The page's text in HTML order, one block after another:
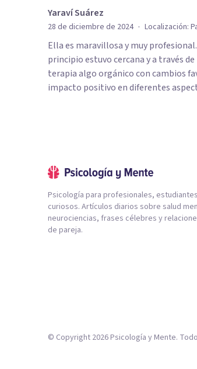
Yaraví Suárez
28 de diciembre de 2024 · Localización:
Ella es maravillosa y muy profesional.
principio estuvo cercana y a través
terapia algo orgánico con cambios
impacto positivo en diferentes
Psicología para profesionales,
curiosos. Artículos diarios sobre salud
neurociencias, frases célebres y
de pareja.
© Copyright 2026Psicología y Mente.